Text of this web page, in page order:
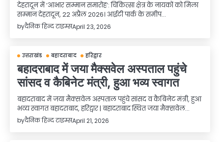
देहरादून में ‘आभार सम्मान समारोह’: चिकित्सा क्षेत्र के नायकों को मिला
सम्मान देहरादून, 22 अप्रैल 2026। आईटी पार्क के समीप…
byदैनिक हिन्द टाइम्सApril 23, 2026
उत्तराखंड बहादराबाद हरिद्वार
बहादराबाद में जया मैक्सवेल अस्पताल पहुंचे
सांसद व कैबिनेट मंत्री, हुआ भव्य स्वागत
बहादराबाद में जया मैक्सवेल अस्पताल पहुंचे सांसद व कैबिनेट मंत्री, हुआ
भव्य स्वागत बहादराबाद, हरिद्वार | बहादराबाद स्थित जया मैक्सवेल…
byदैनिक हिन्द टाइम्सApril 21, 2026